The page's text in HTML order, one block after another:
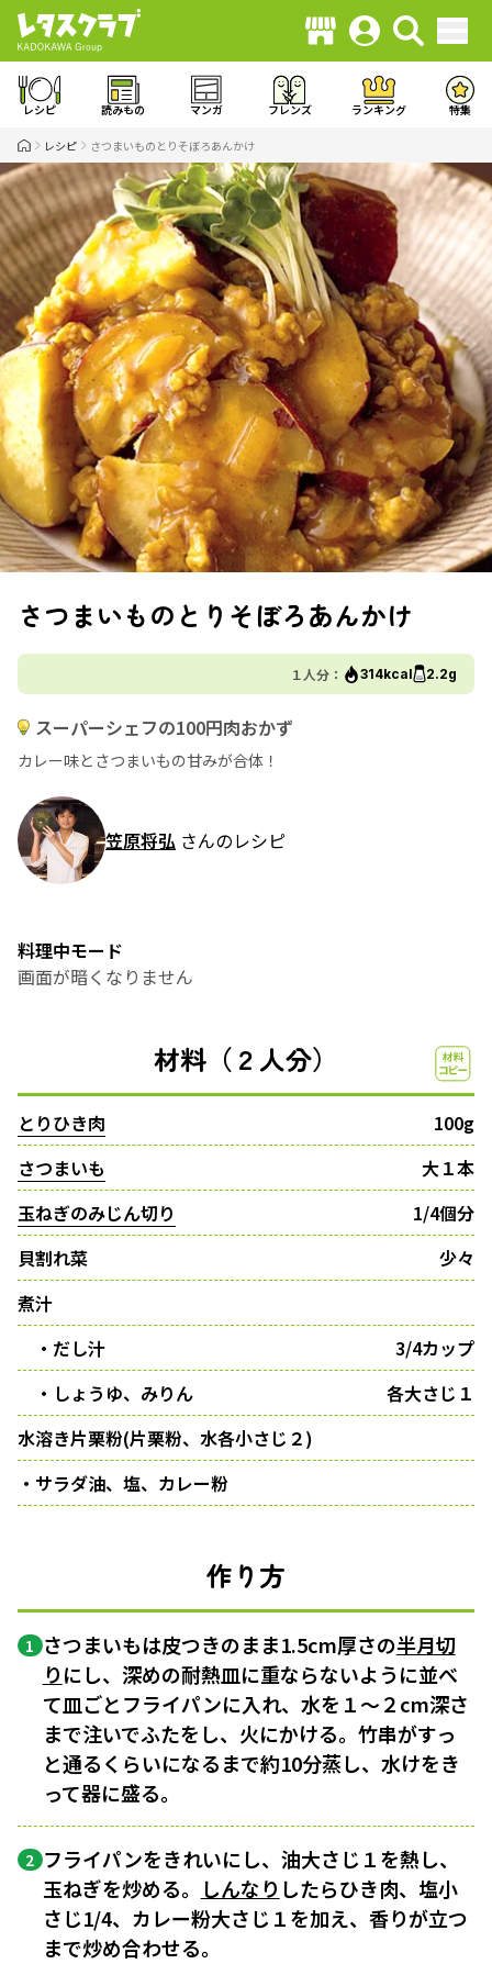
レシピ 読みもの マンガ フレンズ ランキング 特集
レシピ さつまいものとりそぼろあんかけ
さつまいものとりそぼろあんかけ
１人分： 314kcal 2.2g
スーパーシェフの100円肉おかず
カレー味とさつまいもの甘みが合体！
笠原将弘 さんのレシピ
料理中モード
画面が暗くなりません
材料（２人分）
とりひき肉
100g
さつまいも
大１本
玉ねぎのみじん切り
1/4個分
貝割れ菜
少々
煮汁
・だし汁
3/4カップ
・しょうゆ、みりん
各大さじ１
水溶き片栗粉(片栗粉、水各小さじ２)
・サラダ油、塩、カレー粉
作り方
1 さつまいもは皮つきのまま1.5cm厚さの半月切
りにし、深めの耐熱皿に重ならないように並べ
て皿ごとフライパンに入れ、水を１〜２cm深さ
まで注いでふたをし、火にかける。竹串がすっ
と通るくらいになるまで約10分蒸し、水けをき
って器に盛る。
2 フライパンをきれいにし、油大さじ１を熱し、
玉ねぎを炒める。 しんなり したらひき肉、塩小
さじ1/4、カレー粉大さじ１を加え、香りが立つ
まで炒め合わせる。